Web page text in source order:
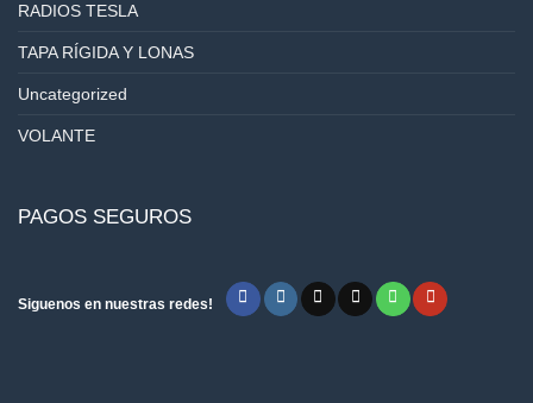
RADIOS TESLA
TAPA RÍGIDA Y LONAS
Uncategorized
VOLANTE
PAGOS SEGUROS
Siguenos en nuestras redes!